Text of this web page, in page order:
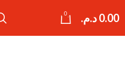
0 0.00د.م.